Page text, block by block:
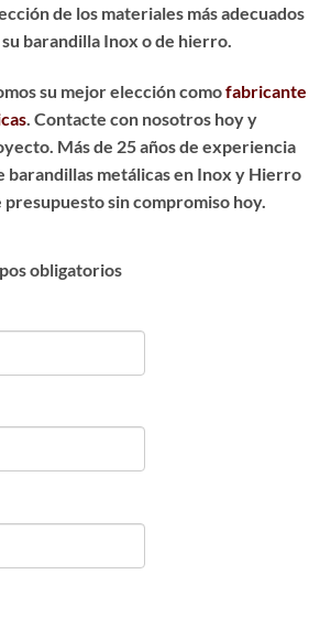
de los materiales más adecuados
barandilla Inox o de hierro.
su mejor elección comofabricante
. Contacte con nosotros hoy y
Más de 25 años de experiencia
barandillas metálicas en Inox y Hierro
presupuesto sin compromiso hoy.
obligatorios